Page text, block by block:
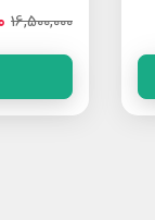
16,500,000